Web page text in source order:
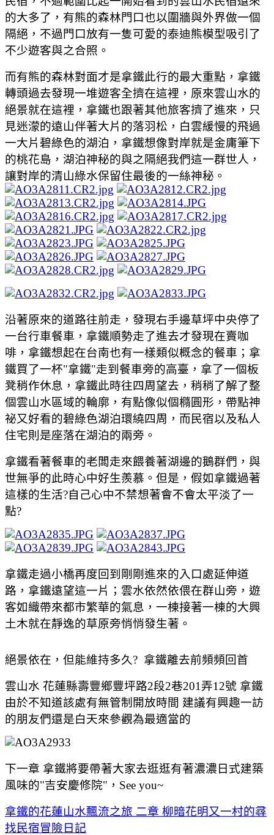
的大多了，有熊的森林門口也以圍牆與外界做一個
隔絕，不過門口放有一隻可愛的泰迪熊模型吸引了
不少遊客與之合照。
而有熊的森林對面才是拿鐵此行的最大重點，拿鐵
轉頭過去發現一堆遊客全擠在這裡，原來雲山水的
絕景就在這裡，拿鐵也跟著其他旅客擠了進來，只
見迷濛的遠山伴著大片的落羽松，白雲緩慢的飛過
一大片碧綠色的湖泊，拿鐵想像對岸就是金庸筆下
的桃花島，湖泊神秘的與之隔絕我們這一群世人，
讓對岸的清山綠水保留住最後的一絲神秘。
沿著原來的道路往前走，發現右手邊草坪中央停了
一台行車餐車，拿鐵順勢走了進去才發現在賣咖
啡，拿鐵想起在台南也有一樣類似概念的餐車；拿
鐵買了一杯"拿鐵"走到餐車旁的高臺，拿了一個板
凳稍作休息，拿鐵此時往四周望去，稍稍了解了整
個雲山水區域的輪廓，有點像似個橢圓形，帶點神
祕又好看的碧綠色湖泊環繞四周，而民宿以及私人
住宅則是座落在湖泊的兩旁。
拿鐵看著餐車的老闆走來餵養著湖邊的鵝群們，與
世無爭的此時心中好生羨慕。但是，假如拿鐵過著
這樣的生活?自己心中不禁想著會不會太平淡了一
點?
拿鐵走過小橋再度回到剛剛進來的入口處延伸道
路，拿鐵遠望這一片；雲水依然依偎在群山旁，遊
客如織帶來都市繁華的氣息，一棟接著一棟的大興
土木就在靜逸的草原旁悄悄發生著。
絕景依在，但能維持多久? 拿鐵離去前頻頻回首
雲山水 花蓮縣壽豐鄉豐坪路2段2巷201弄12號 拿鐵
由於不知道該處有無管制開放時間 建議有興趣一訪
的朋友們還是白天來參觀為最適當的
下一章 拿鐵將要帶著大家去逛逛有著濃濃日式建築
風味的"吉安慶修院"，See you~
拿鐵的花蓮山水飄流之旅 二章 柳暗花明又一村的尋
找民宿冒險日記